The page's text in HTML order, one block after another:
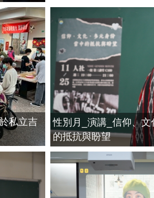
私立吉
性別月_演講_信仰、
的抵抗與盼望